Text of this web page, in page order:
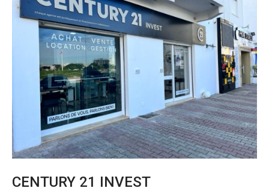
CENTURY 21 INVEST